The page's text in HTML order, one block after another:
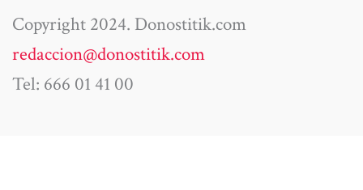
Copyright 2024. Donostitik.com
redaccion@donostitik.com
Tel: 666 01 41 00